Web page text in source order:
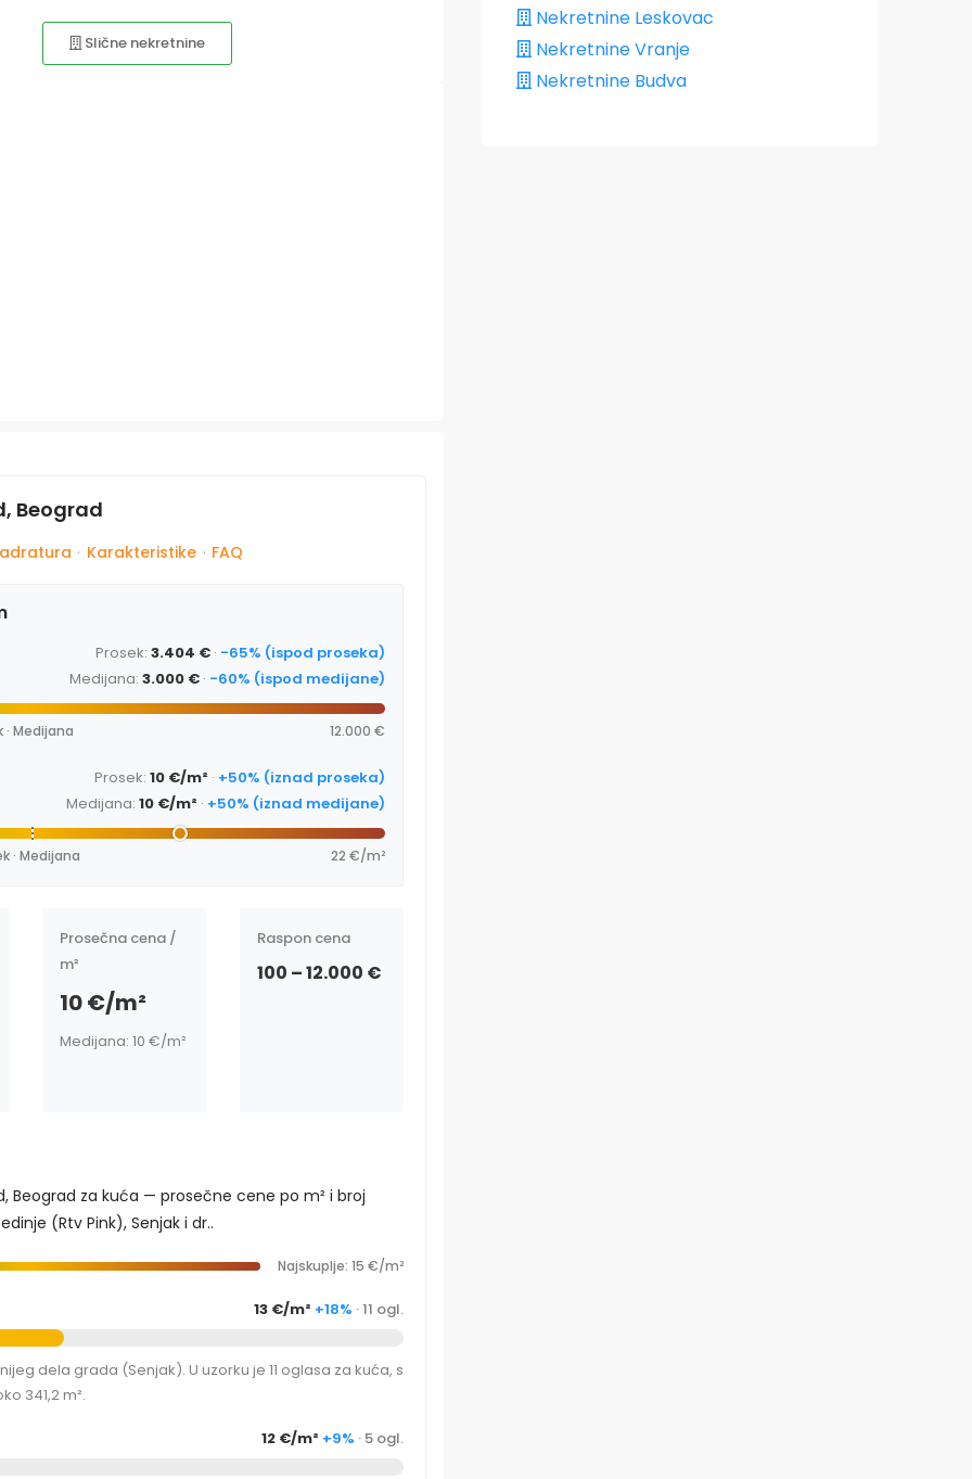
Slične nekretnine
Beograd
· Karakteristike · FAQ
Prosek: 3.404 € · -65% (ispod proseka)
Medijana: 3.000 € · -60% (ispod medijane)
· Medijana 12.000 €
Prosek: 10 €/m² · +50% (iznad proseka)
Medijana: 10 €/m² · +50% (iznad medijane)
· Medijana 22 €/m²
Prosečna cena /
m²
10 €/m²
Medijana: 10 €/m²
Raspon cena
100 – 12.000 €
Beograd za kuća — prosečne cene po m² i broj
(Rtv Pink), Senjak i dr..
Najskuplje: 15 €/m²
13 €/m² +18% · 11 ogl.
dela grada (Senjak). U uzorku je 11 oglasa za kuća, s
341,2 m².
12 €/m² +9% · 5 ogl.
Nekretnine Leskovac
Nekretnine Vranje
Nekretnine Budva